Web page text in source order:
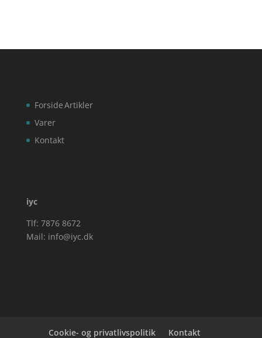
Forside
Varer
Kontakt
Artikler
iyc
Tlf: 7876 8672
Mail: info@iyc.dk
Cookie- og privatlivspolitik Kontakt